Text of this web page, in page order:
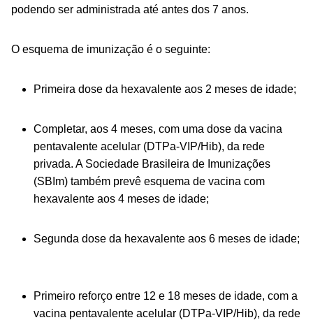
podendo ser administrada até antes dos 7 anos.
O esquema de imunização é o seguinte:
Primeira dose da hexavalente aos 2 meses de idade;
Completar, aos 4 meses, com uma dose da vacina
pentavalente acelular (DTPa-VIP/Hib), da rede
privada. A Sociedade Brasileira de Imunizações
(SBIm) também prevê esquema de vacina com
hexavalente aos 4 meses de idade;
Segunda dose da hexavalente aos 6 meses de idade;
Primeiro reforço entre 12 e 18 meses de idade, com a
vacina pentavalente acelular (DTPa-VIP/Hib), da rede